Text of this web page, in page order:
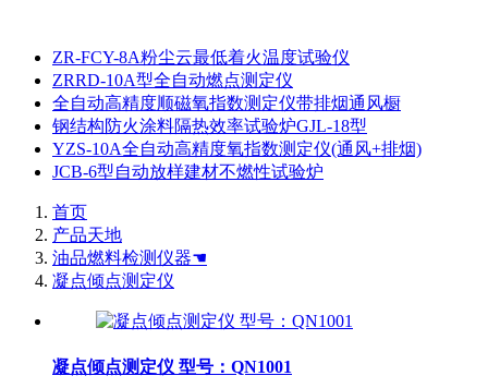
ZR-FCY-8A粉尘云最低着火温度试验仪
ZRRD-10A型全自动燃点测定仪
全自动高精度顺磁氧指数测定仪带排烟通风橱
钢结构防火涂料隔热效率试验炉GJL-18型
YZS-10A全自动高精度氧指数测定仪(通风+排烟)
JCB-6型自动放样建材不燃性试验炉
首页
产品天地
油品燃料检测仪器☚
凝点倾点测定仪
凝点倾点测定仪 型号：QN1001